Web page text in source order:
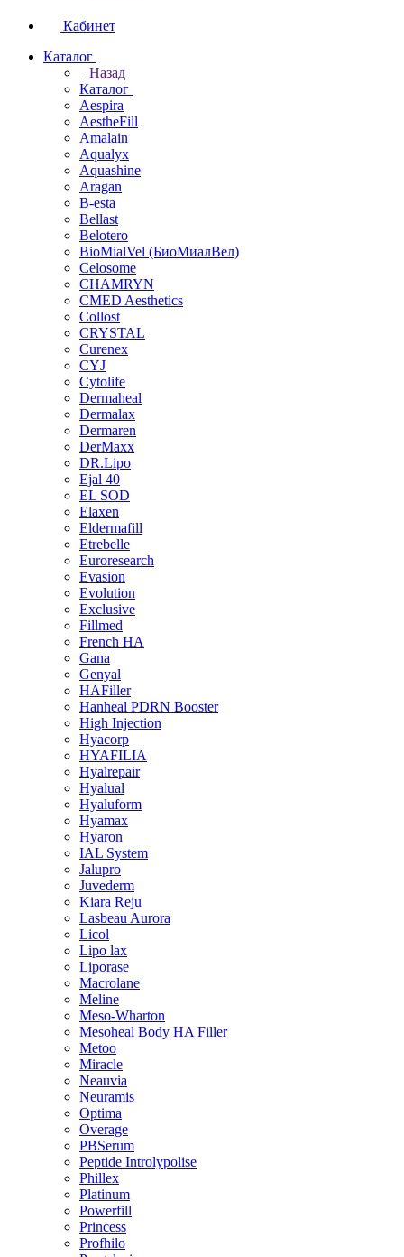
Кабинет
Каталог
Назад
Каталог
Aespira
AestheFill
Amalain
Aqualyx
Aquashine
Aragan
B-esta
Bellast
Belotero
BioMialVel (БиоМиалВел)
Celosome
CHAMRYN
CMED Aesthetics
Collost
CRYSTAL
Curenex
CYJ
Cytolife
Dermaheal
Dermalax
Dermaren
DerMaxx
DR.Lipo
Ejal 40
EL SOD
Elaxen
Eldermafill
Etrebelle
Euroresearch
Evasion
Evolution
Exclusive
Fillmed
French HA
Gana
Genyal
HAFiller
Hanheal PDRN Booster
High Injection
Hyacorp
HYAFILIA
Hyalrepair
Hyalual
Hyaluform
Hyamax
Hyaron
IAL System
Jalupro
Juvederm
Kiara Reju
Lasbeau Aurora
Licol
Lipo lax
Liporase
Macrolane
Meline
Meso-Wharton
Mesoheal Body HA Filler
Metoo
Miracle
Neauvia
Neuramis
Optima
Overage
PBSerum
Peptide Introlypolise
Phillex
Platinum
Powerfill
Princess
Profhilo